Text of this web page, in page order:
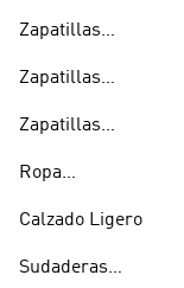
Zapatillas
Mujer
Zapatillas
Hombre
Zapatillas
Niños
Ropa
Calzado Ligero
Sudaderas